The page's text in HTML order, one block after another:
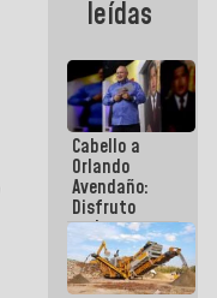
Nacional
leídas
Cabello a
Orlando
Avendaño:
Disfruto
cada vez
que escribes
porque lo
que haces